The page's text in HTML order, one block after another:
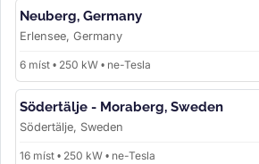
Neuberg, Germany
Erlensee, Germany
6 míst • 250 kW • ne-Tesla
Södertälje - Moraberg, Sweden
Södertälje, Sweden
16 míst • 250 kW • ne-Tesla